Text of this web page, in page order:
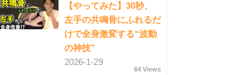
【やってみた】30秒、
左手の共鳴骨にふれるだ
けで全身激変する“波動
の神技”
2026-1-29
64 Views